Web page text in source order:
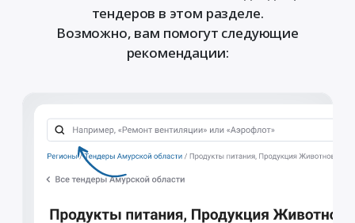
тендеров в этом разделе.
Возможно, вам помогут следующие
рекомендации: